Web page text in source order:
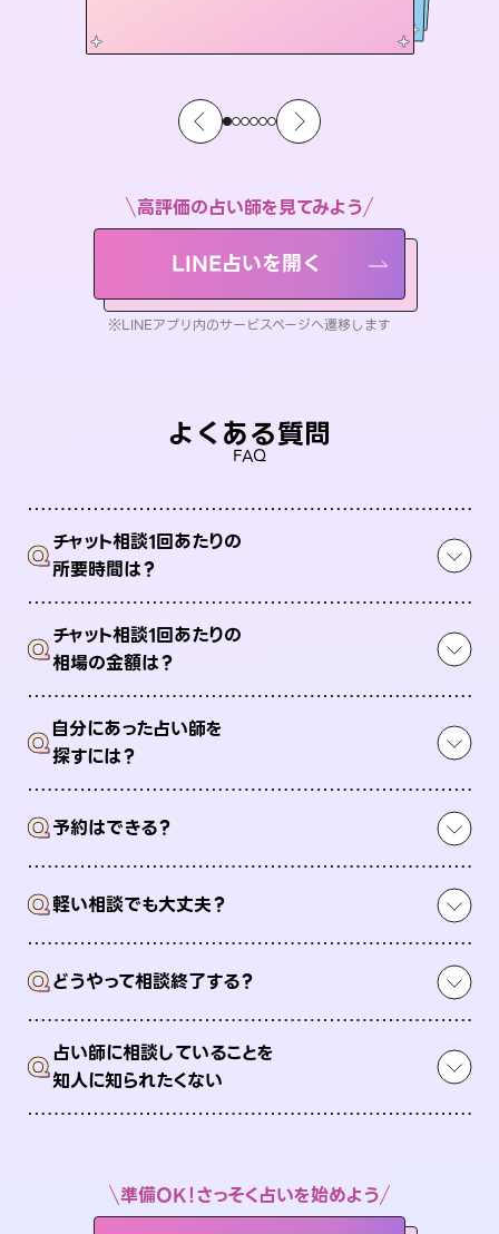
高評価の占い師を見てみよう
LINE占いを開く
※LINEアプリ内のサービスページへ遷移します
よくある質問
FAQ
Qチャット相談1回あたりの
所要時間は？
Qチャット相談1回あたりの
相場の金額は？
Q自分にあった占い師を
探すには？
Q予約はできる？
Q軽い相談でも大丈夫？
Qどうやって相談終了する？
Q占い師に相談していることを
知人に知られたくない
準備OK！さっそく占いを始めよう